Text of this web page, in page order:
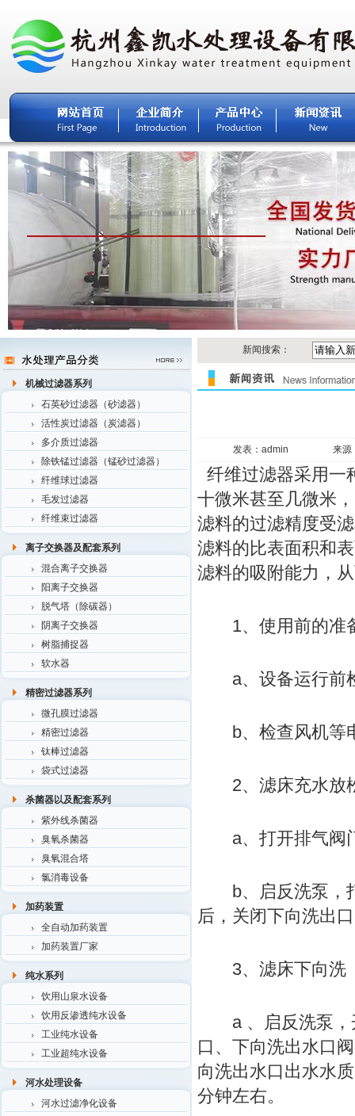
机械过滤器系列
石英砂过滤器（砂滤器）
活性炭过滤器（炭滤器）
多介质过滤器
除铁锰过滤器（锰砂过滤器）
纤维球过滤器
毛发过滤器
纤维束过滤器
离子交换器及配套系列
混合离子交换器
阳离子交换器
脱气塔（除碳器）
阴离子交换器
树脂捕捉器
软水器
精密过滤器系列
微孔膜过滤器
精密过滤器
钛棒过滤器
袋式过滤器
杀菌器以及配套系列
紫外线杀菌器
臭氧杀菌器
臭氧混合塔
氯消毒设备
加药装置
全自动加药装置
加药装置厂家
纯水系列
饮用山泉水设备
饮用反渗透纯水设备
工业纯水设备
工业超纯水设备
河水处理设备
河水过滤净化设备
新闻搜索：
发表：admin 来源
纤维过滤器采用一
十微米甚至几微米
滤料的过滤精度受
滤料的比表面积和
滤料的吸附能力，
1、使用前的准
a、设备运行前检
b、检查风机等电
2、滤床充水放
a、打开排气阀
b、启反洗泵，打
后，关闭下向洗出
3、滤床下向洗
a 、启反洗泵，
口、下向洗出水口
向洗出水口出水水
分钟左右。